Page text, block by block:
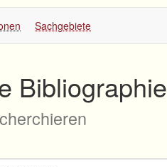
Sachgebiete
Bibliographie